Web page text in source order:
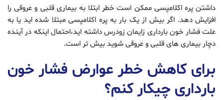
داشتن پره اکلامپسی ممکن است خطر ابتلا به بیماری قلبی و عروقی را
افزایش دهد. اگر بیش از یک بار به پره اکلامپسی مبتلا شده اید یا به
علت فشار خون بارداری زایمان زودرس داشته اید،احتمال اینکه در آینده
دچار بیماری های قلبی و عروقی شوید بیش تر است.
برای کاهش خطر عوارض فشار خون
بارداری چیکار کنم؟